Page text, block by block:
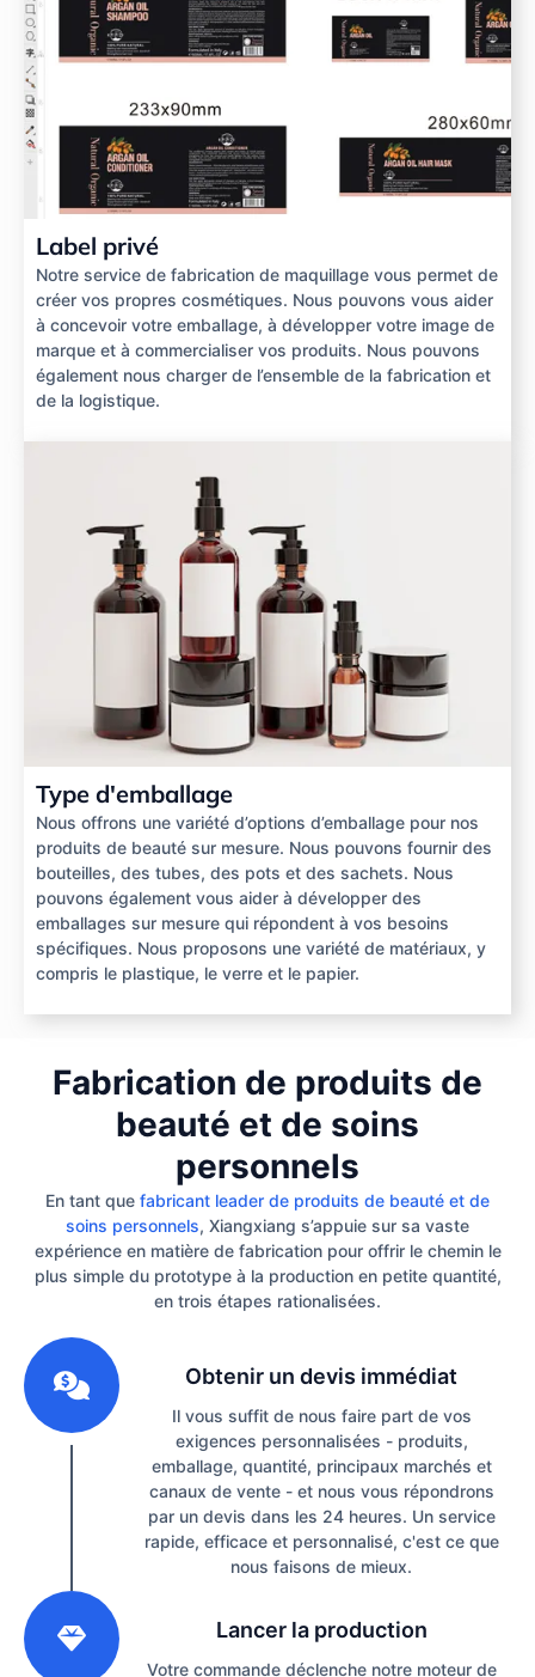
Label privé
Notre service de fabrication de maquillage vous permet de
créer vos propres cosmétiques. Nous pouvons vous aider
à concevoir votre emballage, à développer votre image de
marque et à commercialiser vos produits. Nous pouvons
également nous charger de l’ensemble de la fabrication et
de la logistique.
Type d'emballage
Nous offrons une variété d’options d’emballage pour nos
produits de beauté sur mesure. Nous pouvons fournir des
bouteilles, des tubes, des pots et des sachets. Nous
pouvons également vous aider à développer des
emballages sur mesure qui répondent à vos besoins
spécifiques. Nous proposons une variété de matériaux, y
compris le plastique, le verre et le papier.
Fabrication de produits de
beauté et de soins
personnels
En tant que fabricant leader de produits de beauté et de
soins personnels, Xiangxiang s’appuie sur sa vaste
expérience en matière de fabrication pour offrir le chemin le
plus simple du prototype à la production en petite quantité,
en trois étapes rationalisées.
Obtenir un devis immédiat
Il vous suffit de nous faire part de vos
exigences personnalisées - produits,
emballage, quantité, principaux marchés et
canaux de vente - et nous vous répondrons
par un devis dans les 24 heures. Un service
rapide, efficace et personnalisé, c'est ce que
nous faisons de mieux.
Lancer la production
Votre commande déclenche notre moteur de